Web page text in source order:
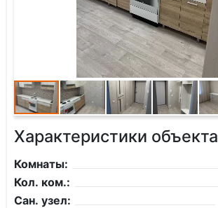
Характеристики объекта
Комнаты:
Кол. ком.:
Сан. узел: